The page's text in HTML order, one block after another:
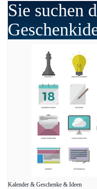
Sie suchen
Kalender & Geschenke & Ideen